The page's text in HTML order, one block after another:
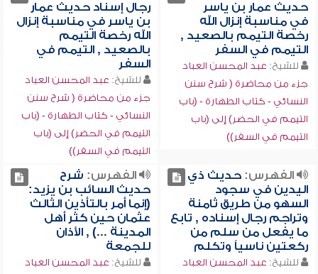
حديث عمار بن ياسر
في مناسبة إنزال الله
رخصة التيمم بالصعيد ,
التيمم في السفر
للشيخ: عبد المحسن العباد
جزء من محاضرة ( شرح سنن
النسائي - كتاب الطهارة - (باب
التيمم في الحضر) إلى (باب
التيمم في السفر))
رجال إسناد حديث عمار
بن ياسر في مناسبة إنزال
الله رخصة التيمم
بالصعيد , التيمم في
السفر
للشيخ: عبد المحسن العباد
جزء من محاضرة ( شرح سنن
النسائي - كتاب الطهارة - (باب
التيمم في الحضر) إلى (باب
التيمم في السفر))
الفهرس:حديث ذي
اليدين في سجود
السهو من طريق ثامنة
وتراجم رجال إسناده , تابع
ما يفعل من سلم من
ركعتين ناسياً وتكلم
للشيخ: عبد المحسن العباد
الفهرس: شرح
حديث السائب بن يزيد:
(إنما أمر بالتأذين الثالث
عثمان حين كثر أهل
المدينة ...) , الأذان
للجمعة
للشيخ: عبد المحسن العباد